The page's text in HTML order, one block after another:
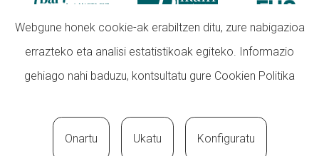
Webgune honek cookie-ak erabiltzen ditu, zure nabigazioa
errazteko eta analisi estatistikoak egiteko. Informazio
gehiago nahi baduzu, kontsultatu gure Cookien Politika
Onartu Ukatu Konfiguratu